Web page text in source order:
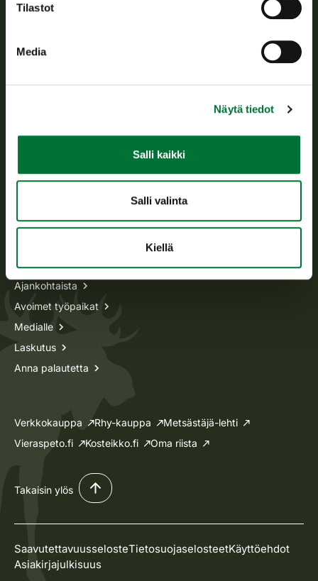
Tilastot
Media
Näytä tiedot
Salli kaikki
Salli valinta
Kiellä
asiakaspalvelu@riista.fi
Usein kysytyt kysymykset
Ajankohtaista
Avoimet työpaikat
Medialle
Laskutus
Anna palautetta
Verkkokauppa Rhy-kauppa
Metsästäjä-lehti
Vieraspeto.fi
Kosteikko.fi Oma riista
Takaisin ylös
SaavutettavuusselosteTietosuojaselosteetKäyttöehdot
Asiakirjajulkisuus